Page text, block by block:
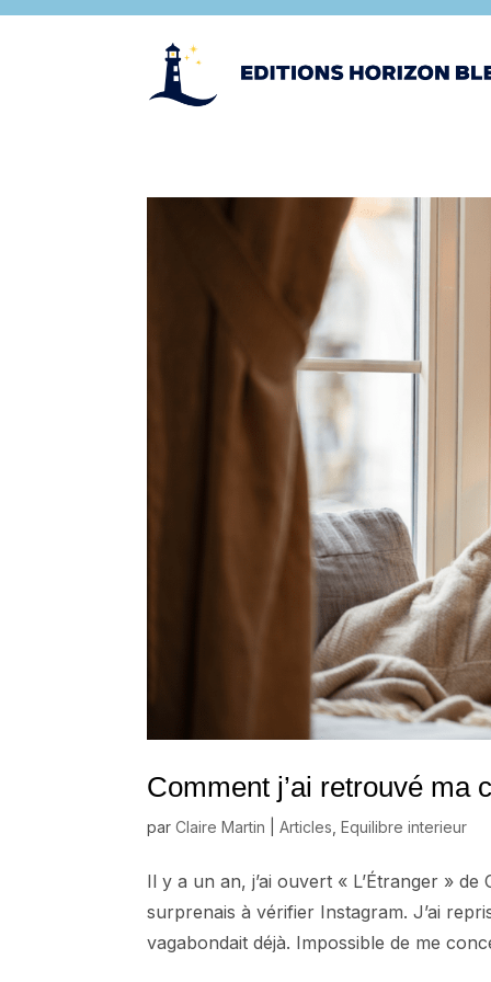
Comment j’ai retrouvé ma
parClaire Martin |Articles ,Equilibre interieur
Il y a un an, j’ai ouvert « L’Étranger »
surprenais à vérifier Instagram. J’ai
vagabondait déjà. Impossible de me